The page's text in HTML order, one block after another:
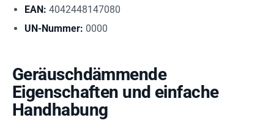
EAN: 4042448147080
UN-Nummer: 0000
Geräuschdämmende
Eigenschaften und einfache
Handhabung